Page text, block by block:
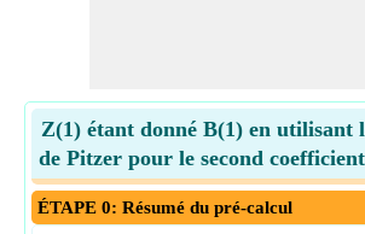
Z(1) étant donné B(1) en utilisant
de Pitzer pour le second
ÉTAPE 0: Résumé du pré-calcul